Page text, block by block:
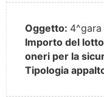
Oggetto:
Importo del
oneri per la
Tipologia